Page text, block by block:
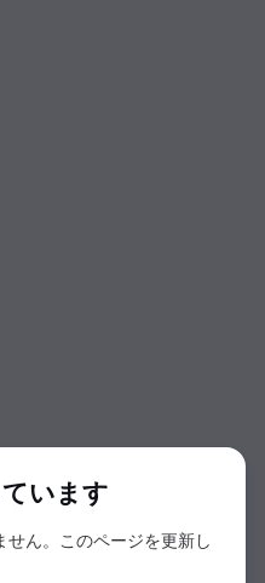
います
ん。このページを更新し